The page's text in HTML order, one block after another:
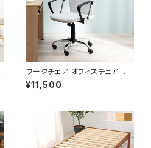
ワークチェア オフィスチェア イ
ス チェア 椅子 いす デザイナー
ズ
¥11,500